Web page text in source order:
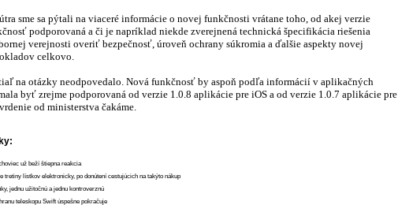
sme sa pýtali na viaceré informácie o novej funkčnosti vrátane toho, od akej verzie
podporovaná a či je napríklad niekde zverejnená technická špecifikácia riešenia
verejnosti overiť bezpečnosť, úroveň ochrany súkromia a ďalšie aspekty novej
celkovo.
na otázky neodpovedalo. Nová funkčnosť by aspoň podľa informácií v aplikačných
byť zrejme podporovaná od verzie 1.0.8 aplikácie pre iOS a od verzie 1.0.7 aplikácie pre
od ministerstva čakáme.
už beží štiepna reakcia
tretiny lístkov elektronicky, po donútení cestujúcich na takýto nákup
jednu užitočnú a jednu kontroverznú
teleskopu Swift úspešne pokračuje